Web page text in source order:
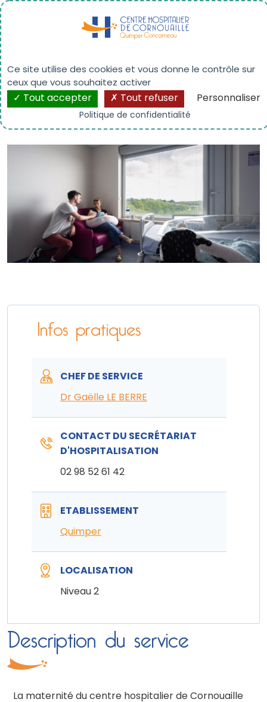
Maternité
Infos pratiques
CHEF DE SERVICE
Dr Gaëlle LE BERRE
CONTACT DU SECRÉTARIAT
D'HOSPITALISATION
02 98 52 61 42
ETABLISSEMENT
Quimper
LOCALISATION
Niveau 2
Description du service
La maternité du centre hospitalier de Cornouaille
Panneau de gestion des cookies
Ce site utilise des cookies et vous donne le contrôle sur
ceux que vous souhaitez activer
Tout accepter Tout refuser Personnaliser
Politique de confidentialité